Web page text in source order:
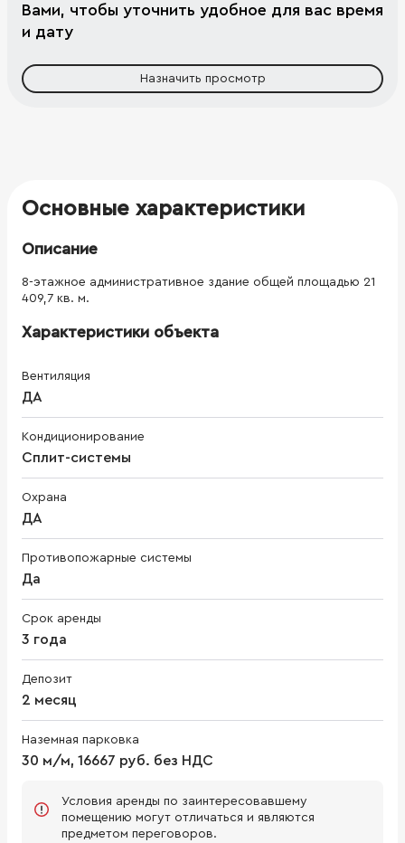
Вами, чтобы уточнить удобное для вас время
и дату
Назначить просмотр
Основные характеристики
Описание
8-этажное административное здание общей площадью 21
409,7 кв. м.
Характеристики объекта
Вентиляция
ДА
Кондиционирование
Сплит-системы
Охрана
ДА
Противопожарные системы
Да
Срок аренды
3 года
Депозит
2 месяц
Наземная парковка
30 м/м, 16667 руб. без НДС
Условия аренды по заинтересовавшему
помещению могут отличаться и являются
предметом переговоров.